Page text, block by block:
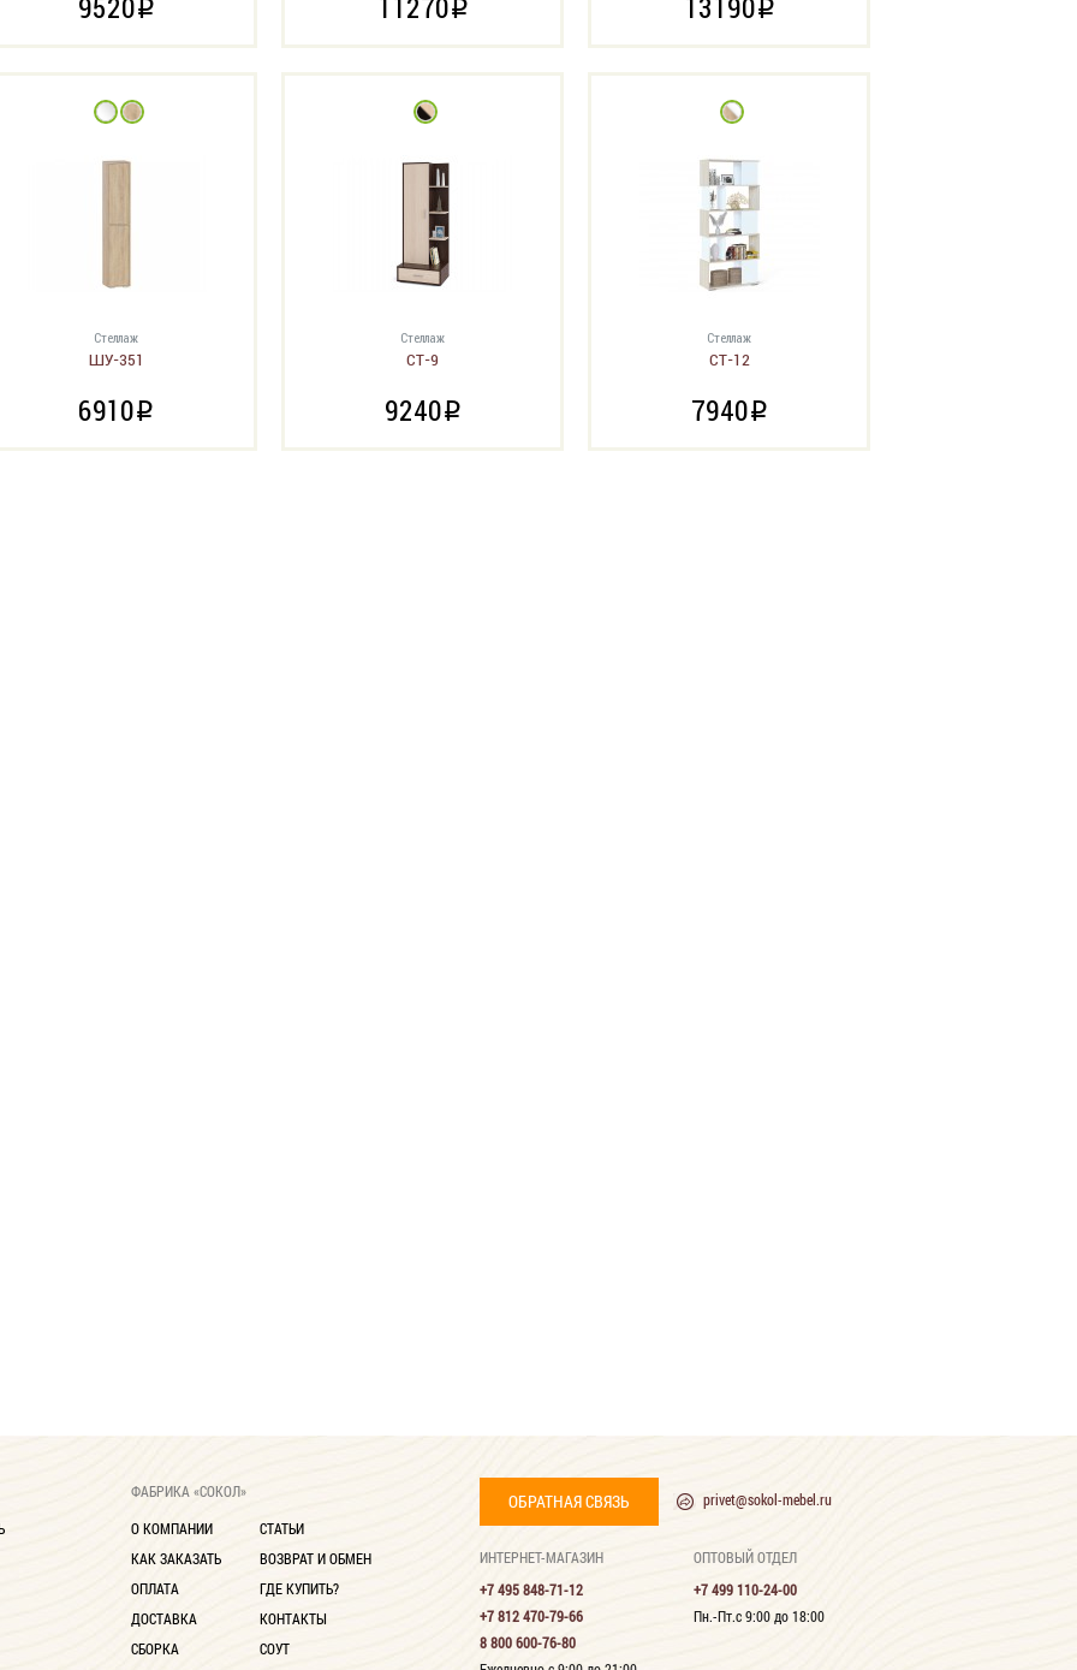
9520i 11270i 13190i
Стеллаж
ШУ-351
6910i
Стеллаж
СТ-9
9240i
Стеллаж
СТ-12
7940i
ФАБРИКА «СОКОЛ»
О КОМПАНИИ
КАК ЗАКАЗАТЬ
ОПЛАТА
ДОСТАВКА
СБОРКА
СТАТЬИ
ВОЗВРАТ И ОБМЕН
ГДЕ КУПИТЬ?
КОНТАКТЫ
СОУТ
ОБРАТНАЯ СВЯЗЬ privet@sokol-mebel.ru
ИНТЕРНЕТ-МАГАЗИН
+7 495 848-71-12
+7 812 470-79-66
8 800 600-76-80
ОПТОВЫЙ ОТДЕЛ
+7 499 110-24-00
Пн.-Пт.с 9:00 до 18:00